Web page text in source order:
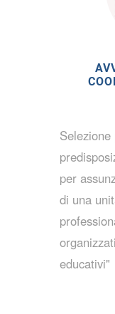
per
di una
educativi"